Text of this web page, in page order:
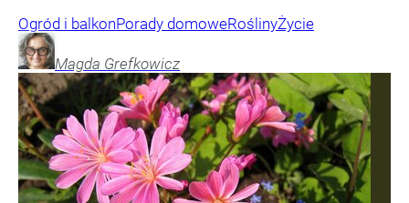
Ogród i balkonPorady domoweRoślinyŻycie
Magda Grefkowicz